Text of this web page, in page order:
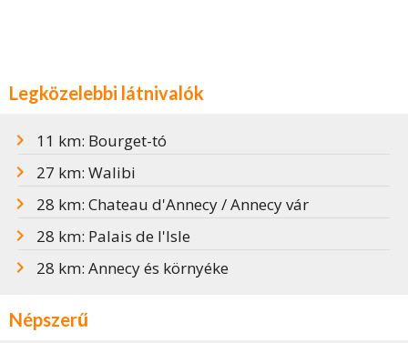
Legközelebbi látnivalók
11 km: Bourget-tó
27 km: Walibi
28 km: Chateau d'Annecy / Annecy vár
28 km: Palais de l'Isle
28 km: Annecy és környéke
Népszerű